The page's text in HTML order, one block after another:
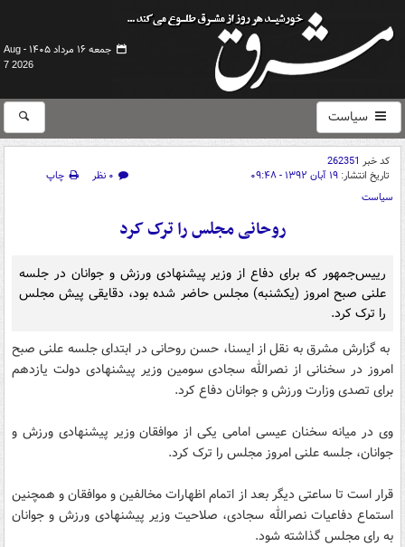
جمعه ۱۶ مرداد ۱۴۰۵ -
Aug
7 2026
سیاست
کد خبر 262351
تاریخ انتشار: ۱۹ آبان ۱۳۹۲ - ۰۹:۴۸ ۰ نظر
چاپ
سیاست
روحانی مجلس را ترک کرد
رییس‌جمهور که برای دفاع از وزیر پیشنهادی ورزش و جوانان در جلسه
علنی صبح امروز (یکشنبه) مجلس حاضر شده بود، دقایقی پیش مجلس
را ترک کرد.
به گزارش مشرق به نقل از ایسنا، حسن روحانی در ابتدای جلسه علنی صبح
امروز در سخنانی از نصرالله سجادی سومین وزیر پیشنهادی دولت یازدهم
برای تصدی وزارت ورزش و جوانان دفاع کرد.
وی در میانه سخنان عیسی امامی یکی از موافقان وزیر پیشنهادی ورزش و
جوانان، جلسه علنی امروز مجلس را ترک کرد.
قرار است تا ساعتی دیگر بعد از اتمام اظهارات مخالفین و موافقان و همچنین
استماع دفاعیات نصرالله سجادی، صلاحیت وزیر پیشنهادی ورزش و جوانان
به رای مجلس گذاشته شود.